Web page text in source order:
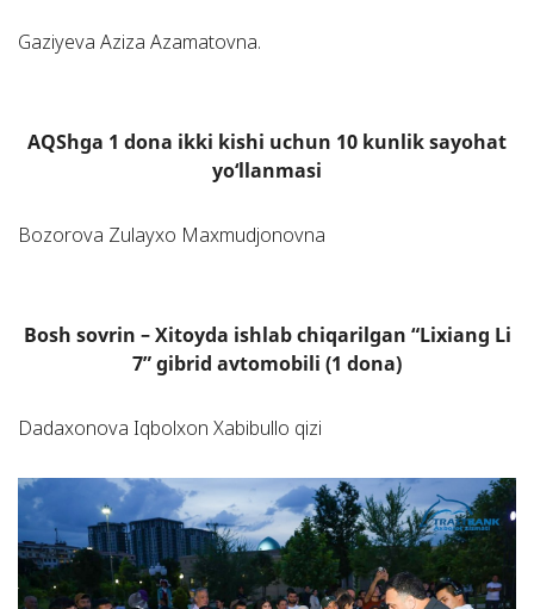
Gaziyeva Aziza Azamatovna.
AQShga 1 dona ikki kishi uchun 10 kunlik sayohat
yo‘llanmasi
Bozorova Zulayxo Maxmudjonovna
Bosh sovrin – Xitoyda ishlab chiqarilgan “Lixiang Li
7” gibrid avtomobili (1 dona)
Dadaxonova Iqbolxon Xabibullo qizi